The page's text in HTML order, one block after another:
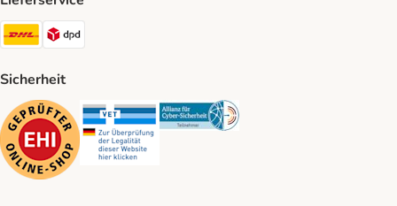
DHL Shipping Method
Sicherheit
Security Security Security